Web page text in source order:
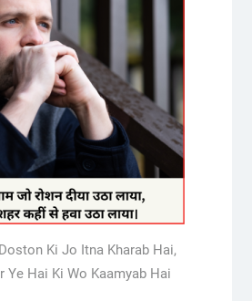
Ki Jo Itna Kharab Hai,
Ye Hai Ki Wo Kaamyab Hai